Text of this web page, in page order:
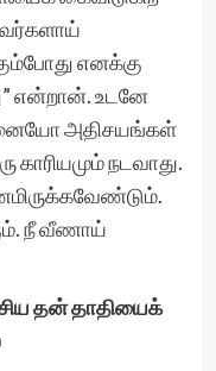
எனக்கு
என்றான். உடனே
அதிசயங்கள்
நடவாது.
நீ வீணாய்
தன் தாதியைக்